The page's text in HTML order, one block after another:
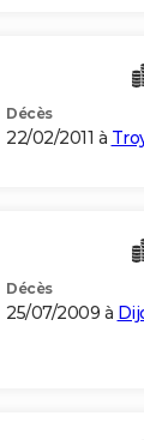
Décès
22/02/2011 à
Décès
25/07/2009 à